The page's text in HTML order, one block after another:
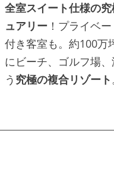
全室スイート仕様の
ュアリー ！プライベ
付き客室も。約100万
にビーチ、ゴルフ場
う 究極の複合リゾート